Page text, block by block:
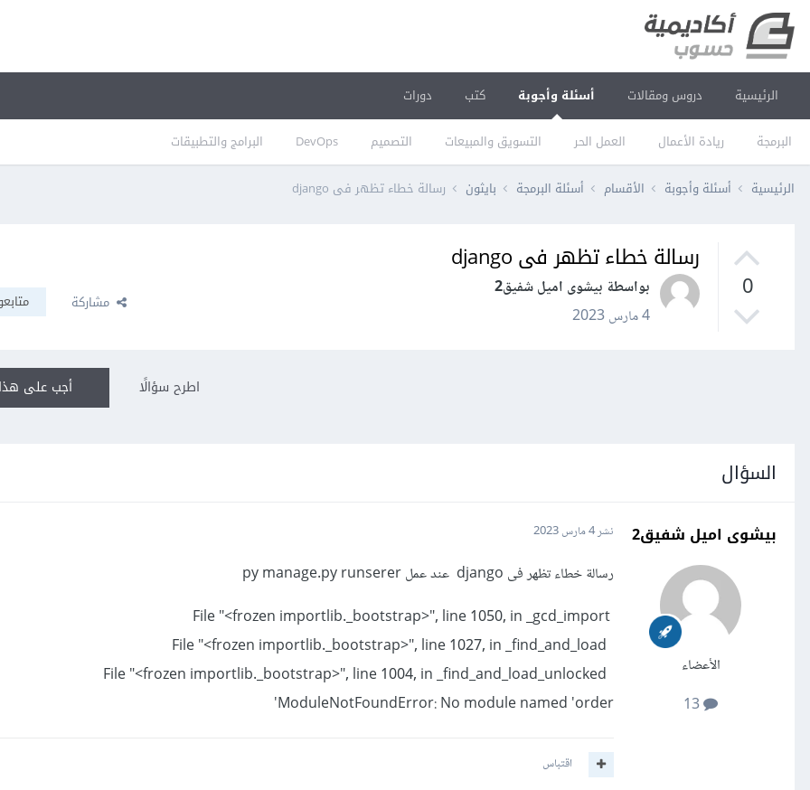
الرئيسية دروس ومقالات أسئلة وأجوبة
البرمجة ريادة الأعمال العمل الحر التسويق والمبيعات التصميم DevOps البرامج والتطبيقات
كتب دورات
الرئيسية أسئلة وأجوبة الأقسام أسئلة البرمجة بايثون رسالة خطاء تظهر فى django
0
رسالة خطاء تظهر فى django
بواسطة بيشوى اميل شفيق2
4 مارس 2023
مشاركة
أجب على اطرح سؤالًا
السؤال
بيشوى اميل شفيق2
الأعضاء
نشر4 مارس 2023
رسالة خطاء تظهر فى django عند عمل py manage.py runserer
ModuleNotFoundError: No module named 'order'
اقتباس